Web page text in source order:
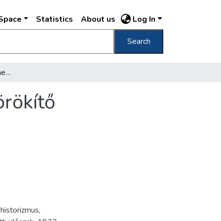
Statistics About us Log In
Search
[A Steindl-céh helyiségének avatását megörökítő karikatúrákkal díszített emléklap]
historizmus,